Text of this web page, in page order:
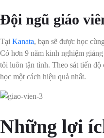
Đội ngũ giáo
Tại Kanata, bạn sẽ được học
Có hơn 9 năm kinh nghiệm
tôi luôn tận tình. Theo sát tiến độ
học một cách hiệu quả nhất.
Những lợi